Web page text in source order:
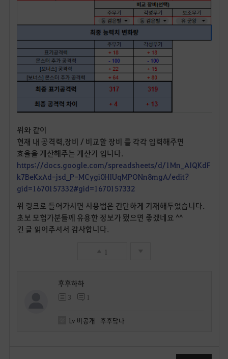
위와 같이
현재 내 공격력,장비 / 비교할 장비 를 각각 입력해주면
효율을 계산해주는 계산기 입니다.
https://docs.google.com/spreadsheets/d/1Mn_AIQKdF
k7BeKxAd-jsd_P-MCygi0HIUqMPONn8mgA/edit?
gid=1670157332#gid=1670157332
위 링크로 들어가시면 사용법은 간단하게 기재해두었습니다.
초보 모험가분들께 유용한 정보가 됐으면 좋겠네요 ^^
긴 글 읽어주셔서 감사합니다.
1
후후하하
3 1
Lv 비공개 후후닼나